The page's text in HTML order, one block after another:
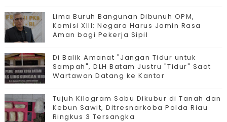
Lima Buruh Bangunan Dibunuh OPM,
Komisi XIII: Negara Harus Jamin Rasa
Aman bagi Pekerja Sipil
Di Balik Amanat "Jangan Tidur untuk
Sampah", DLH Batam Justru "Tidur" Saat
Wartawan Datang ke Kantor
Tujuh Kilogram Sabu Dikubur di Tanah dan
Kebun Sawit, Ditresnarkoba Polda Riau
Ringkus 3 Tersangka